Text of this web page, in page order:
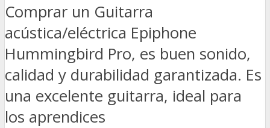
Comprar un Guitarra
acústica/eléctrica Epiphone
Hummingbird Pro, es buen sonido,
calidad y durabilidad garantizada. Es
una excelente guitarra, ideal para
los aprendices